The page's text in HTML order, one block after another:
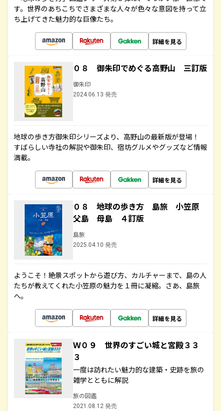
す。世界のあちこちでさまざまな人々が色々な意図を持って立
ち上げてきた魅力的な巨像たち。
詳細を見る
０８ 御朱印でめぐる高野山 三訂版
御朱印
2024.06.13 発売
地球の歩き方御朱印シリーズより、高野山の最新版が登場！
すばらしい寺社の解説や御朱印、宿坊グルメやグッズなど情報
満載。
詳細を見る
０８ 地球の歩き方 島旅 小笠原
父島 母島 ４訂版
島旅
2025.04.10 発売
ようこそ！絶景スポットから遊び方、カルチャーまで、島の人
たちが教えてくれた小笠原の魅力を１冊に凝縮。さあ、島旅
へ。
詳細を見る
Ｗ０９ 世界のすごい城と宮殿３３
３
一度は訪れたい魅力的な建築・史跡を旅の
雑学とともに解説
旅の図鑑
2021.08.12 発売